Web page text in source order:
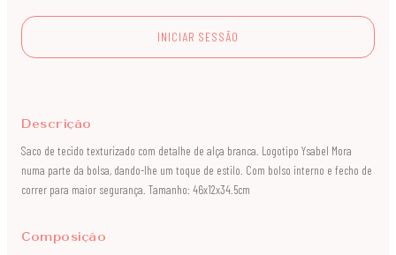
INICIAR SESSÃO
Descrição
Saco de tecido texturizado com detalhe de alça branca. Logotipo Ysabel Mora
numa parte da bolsa, dando-lhe um toque de estilo. Com bolso interno e fecho de
correr para maior segurança. Tamanho: 46x12x34.5cm
Composição